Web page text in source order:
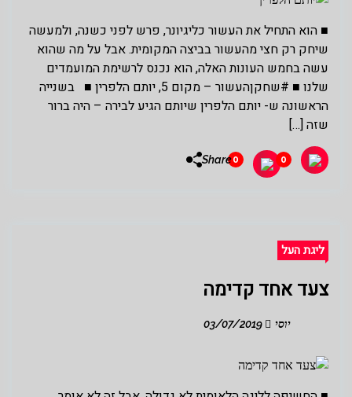
■ הוא התחיל את העשור כליגיונר, פרש לפני כשנה, ולמעשה
שיחק רק חצי מהעשור בביצה המקומית. אבל על מה שהוא
עשה בחמש העונות האלה, הוא נכנס לרשימת המועמדים
שלנו ■ #שחקןהעשור – מקום 5, יותם הלפרין ■ בשנייה
הראשונה ש- יותם הלפרין שיותם הגיע לבירה – היה ברור
שזה […]
0
0
Share
ליגת העל
צעד אחד קדימה
יוסי